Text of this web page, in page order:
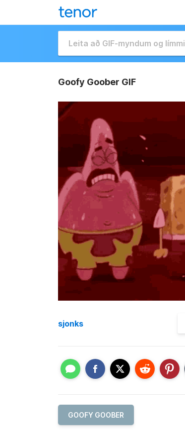
Goofy Goober GIF
sjonks
GOOFY GOOBER